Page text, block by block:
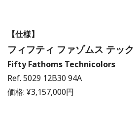
【仕様】
フィフティ ファゾムス テック
Fifty Fathoms Technicolors
Ref. 5029 12B30 94A
価格: ¥3,157,000円